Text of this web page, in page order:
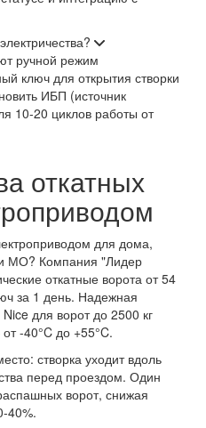
ручной режим
ключ для открытия створки
ИБП (источник
10-20 циклов работы от
откатных
для дома,
МО? Компания "Лидер
откатные ворота от 54
за 1 день. Надежная
для ворот до 2500 кг
-40°C до +55°C.
створка уходит вдоль
перед проездом. Один
ворот, снижая
40%.